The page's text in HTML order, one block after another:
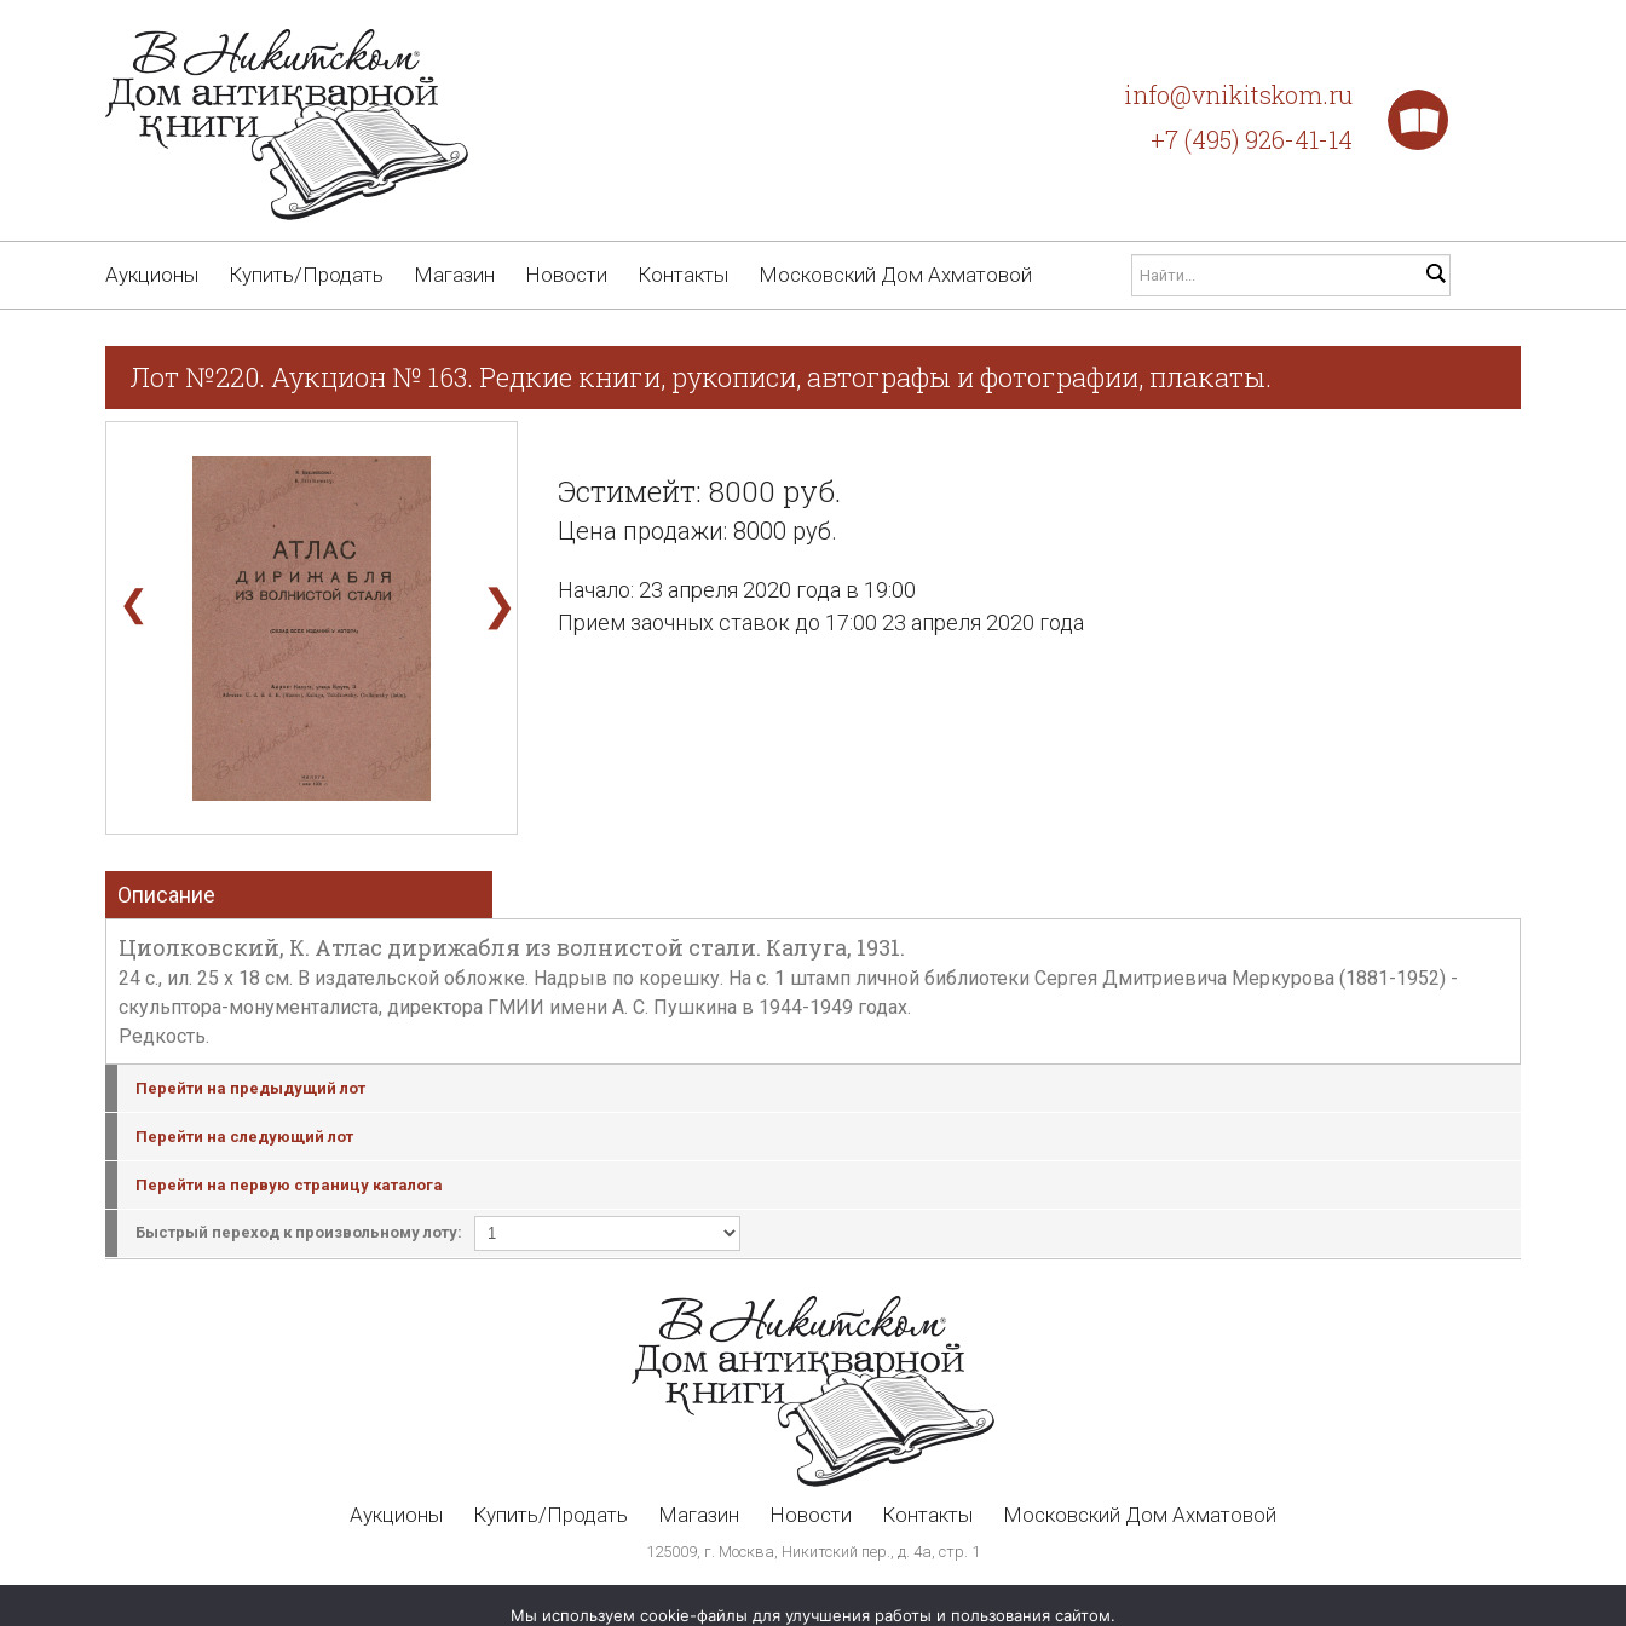
info@vnikitskom.ru
+7 (495) 926-41-14
Аукционы Купить/Продать Магазин Новости Контакты Московский Дом Ахматовой
Лот №220. Аукцион № 163. Редкие книги, рукописи, автографы и фотографии, плакаты.
❮ ❯
Эстимейт: 8000 руб.
Цена продажи: 8000 руб.
Начало: 23 апреля 2020 года в 19:00
Прием заочных ставок до 17:00 23 апреля 2020 года
Описание
Циолковский, К. Атлас дирижабля из волнистой стали. Калуга, 1931.
24 c., ил. 25 х 18 см. В издательской обложке. Надрыв по корешку. На с. 1 штамп личной библиотеки Сергея Дмитриевича Меркурова (1881-1952) -
скульптора-монументалиста, директора ГМИИ имени А. С. Пушкина в 1944-1949 годах.
Редкость.
Перейти на предыдущий лот
Перейти на следующий лот
Перейти на первую страницу каталога
Быстрый переход к произвольному лоту:
Аукционы Купить/Продать Магазин Новости Контакты Московский Дом Ахматовой
125009, г. Москва, Никитский пер., д. 4а, стр. 1
Мы используем cookie-файлы для улучшения работы и пользования сайтом.